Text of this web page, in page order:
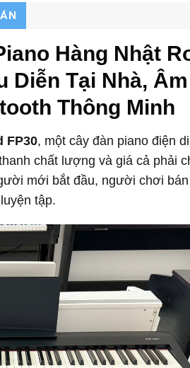
Hàng Nhật
Diễn Tại Nhà,
Thông Minh
FP30, một cây đàn piano điện
chất lượng và giá cả phải
mới bắt đầu, người chơi
tập.